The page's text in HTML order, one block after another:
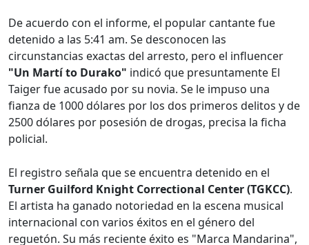
De acuerdo con el informe, el popular cantante fue
detenido a las 5:41 am. Se desconocen las
circunstancias exactas del arresto, pero el influencer
"Un Martí to Durako" indicó que presuntamente El
Taiger fue acusado por su novia. Se le impuso una
fianza de 1000 dólares por los dos primeros delitos y de
2500 dólares por posesión de drogas, precisa la ficha
policial.
El registro señala que se encuentra detenido en el
Turner Guilford Knight Correctional Center (TGKCC).
El artista ha ganado notoriedad en la escena musical
internacional con varios éxitos en el género del
reguetón. Su más reciente éxito es "Marca Mandarina",